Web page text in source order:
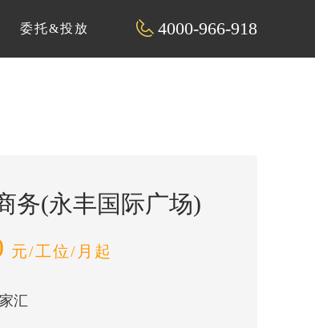
4000-966-918
委托&投放
务(永丰国际广场)
元/工位/月起
汇